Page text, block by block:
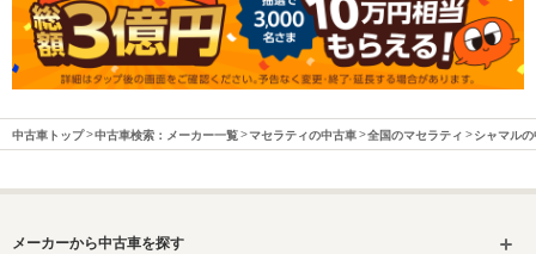
中古車トップ 中古車検索：メーカー一覧 マセラティの中古車 全国のマセラティ シャマル
メーカーから中古車を探す